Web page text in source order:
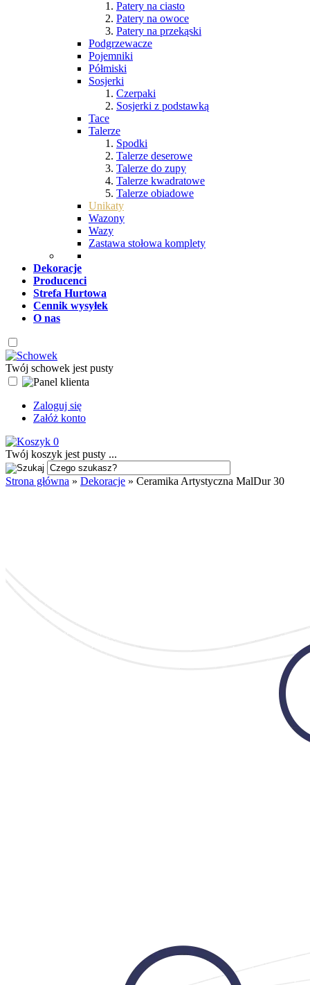
Patery na ciasto
Patery na owoce
Patery na przekąski
Podgrzewacze
Pojemniki
Półmiski
Sosjerki
Czerpaki
Sosjerki z podstawką
Tace
Talerze
Spodki
Talerze deserowe
Talerze do zupy
Talerze kwadratowe
Talerze obiadowe
Unikaty
Wazony
Wazy
Zastawa stołowa komplety
Dekoracje
Producenci
Strefa Hurtowa
Cennik wysyłek
O nas
Twój schowek jest pusty
Zaloguj się
Załóż konto
0
Twój koszyk jest pusty ...
Strona główna » Dekoracje » Ceramika Artystyczna MalDur 30